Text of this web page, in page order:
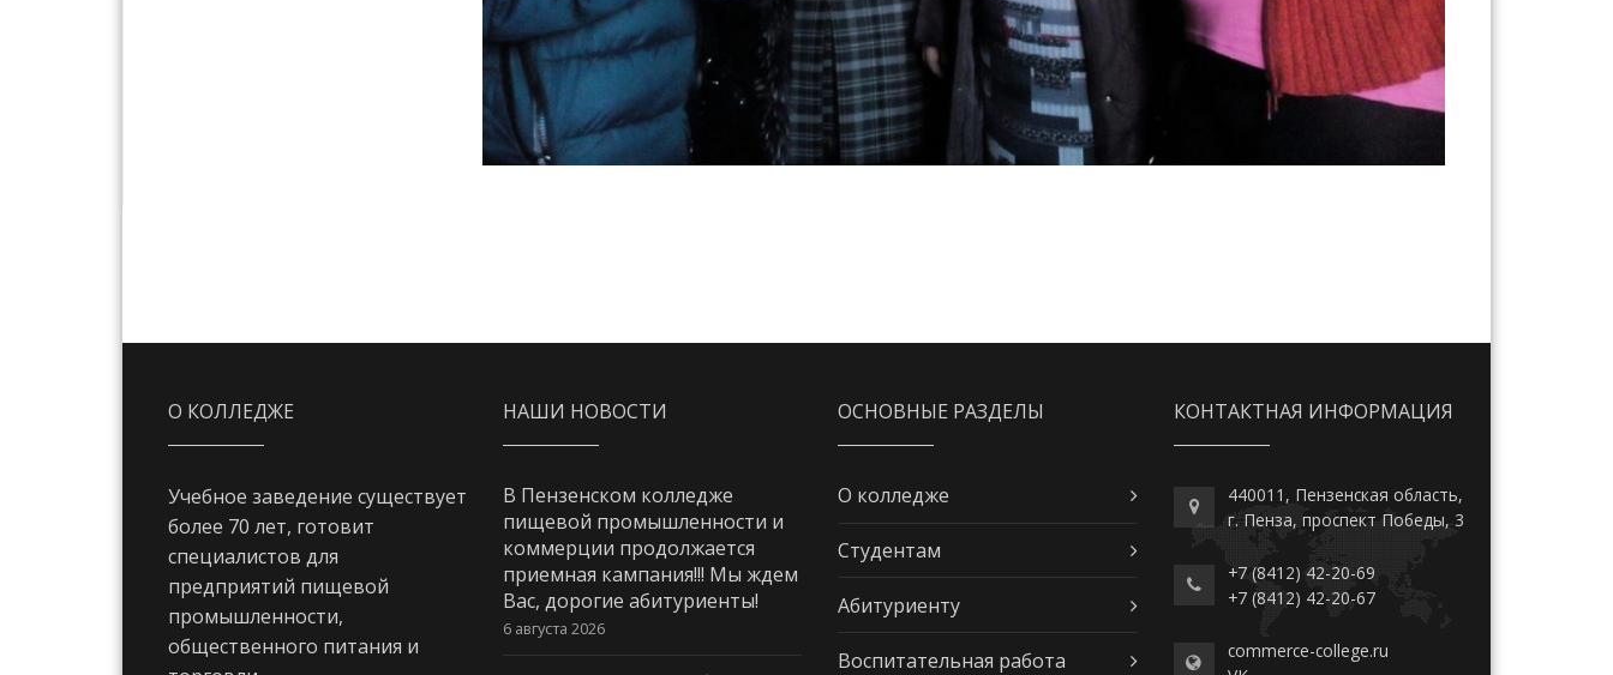
О КОЛЛЕДЖЕ
Учебное заведение существует
более 70 лет, готовит
специалистов для
предприятий пищевой
промышленности,
общественного питания и
НАШИ НОВОСТИ
В Пензенском колледже
пищевой промышленности и
коммерции продолжается
приемная кампания!!! Мы ждем
Вас, дорогие абитуриенты!
6 августа 2026
ОСНОВНЫЕ РАЗДЕЛЫ
О колледже
Студентам
Абитуриенту
Воспитательная работа
КОНТАКТНАЯ ИНФОРМАЦИЯ
440011, Пензенская область,
г. Пенза, проспект Победы, 3
+7 (8412) 42-20-69
+7 (8412) 42-20-67
commerce-college.ru